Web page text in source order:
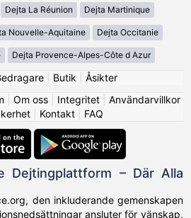
Dejta La Réunion Dejta Martinique
Nouvelle-Aquitaine Dejta Occitanie
Dejta Provence-Alpes-Côte d Azur
| Butik
Åsikter
Om oss| Integritet| Användarvillkor
| Kontakt| FAQ
Dejtingplattform – Där Alla
den inkluderande gemenskapen
ansluter för vänskap,